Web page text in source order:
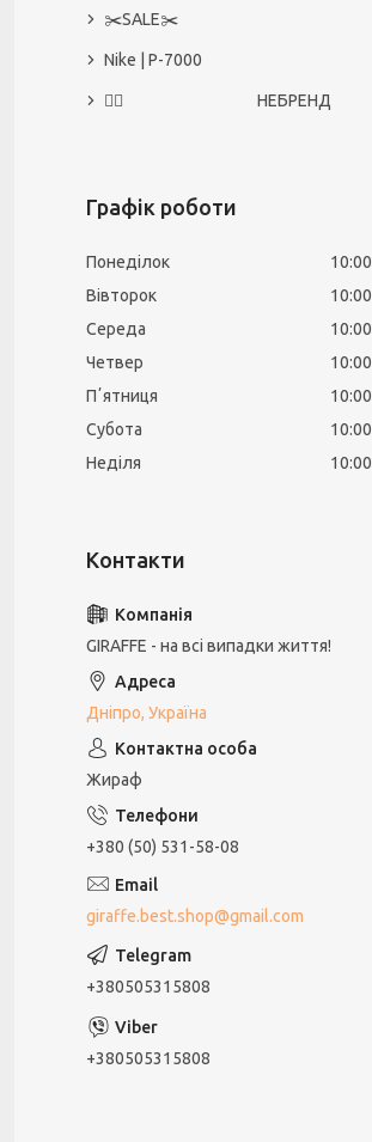
✂️SALE✂️
Nike | P-7000
🙅‍♀️ НЕБРЕНД
Графік роботи
Понеділок 10:00
Вівторок
10:00
Середа
10:00
Четвер
10:00
Пʼятниця
10:00
Субота
10:00
Неділя
10:00
GIRAFFE - на всі випадки життя!
Дніпро, Україна
Жираф
+380 (50) 531-58-08
giraffe.best.shop@gmail.com
+380505315808
+380505315808